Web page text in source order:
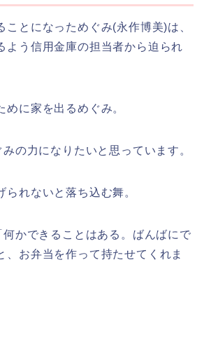
ことになっためぐみ(永作博美)は、
よう信用金庫の担当者から迫られ
めに家を出るめぐみ。
の力になりたいと思っています。
られないと落ち込む舞。
かできることはある。ばんばにで
、お弁当を作って持たせてくれま